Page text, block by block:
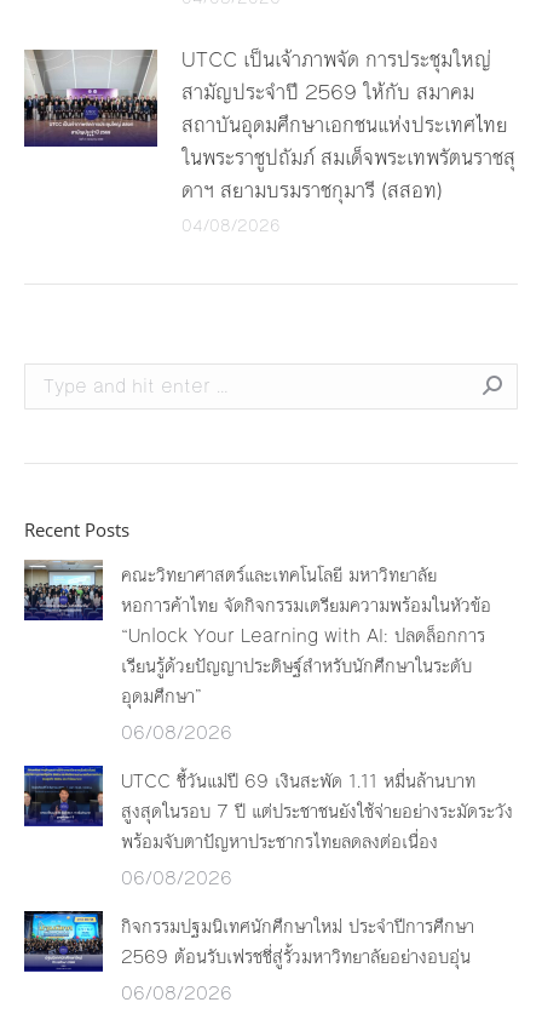
UTCC เป็นเจ้าภาพจัด การประชุมใหญ่
สามัญประจำปี 2569 ให้กับ สมาคม
สถาบันอุดมศึกษาเอกชนแห่งประเทศไทย
ในพระราชูปถัมภ์ สมเด็จพระเทพรัตนราชสุ
ดาฯ สยามบรมราชกุมารี (สสอท)
04/08/2026
Search:
Recent Posts
คณะวิทยาศาสตร์และเทคโนโลยี มหาวิทยาลัย
หอการค้าไทย จัดกิจกรรมเตรียมความพร้อมในหัวข้อ
“Unlock Your Learning with AI: ปลดล็อกการ
เรียนรู้ด้วยปัญญาประดิษฐ์สำหรับนักศึกษาในระดับ
อุดมศึกษา”
06/08/2026
UTCC ชี้วันแม่ปี 69 เงินสะพัด 1.11 หมื่นล้านบาท
สูงสุดในรอบ 7 ปี แต่ประชาชนยังใช้จ่ายอย่างระมัดระวัง
พร้อมจับตาปัญหาประชากรไทยลดลงต่อเนื่อง
06/08/2026
กิจกรรมปฐมนิเทศนักศึกษาใหม่ ประจำปีการศึกษา
2569 ต้อนรับเฟรชชี่สู่รั้วมหาวิทยาลัยอย่างอบอุ่น
06/08/2026